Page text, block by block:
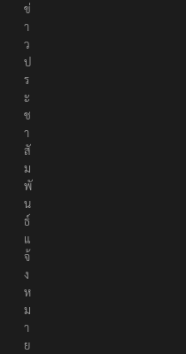
ข่
า
ว
ป
ร
ะ
ช
า
สั
ม
พั
น
ธ์
แ
จ้
ง
ห
ม
า
ย